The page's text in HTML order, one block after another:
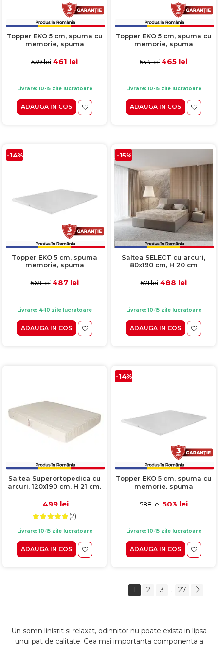
Topper EKO 5 cm, spuma cu
memorie, spuma
539 lei 461 lei
Livrare: 10-15 zile lucratoare
ADAUGA IN COS
Topper EKO 5 cm, spuma cu
memorie, spuma
544 lei 465 lei
Livrare: 10-15 zile lucratoare
ADAUGA IN COS
-14%
Topper EKO 5 cm, spuma
memorie, spuma
569 lei 487 lei
Livrare: 4-10 zile lucratoare
ADAUGA IN COS
-15%
Saltea SELECT cu arcuri,
80x190 cm, H 20 cm
571 lei 488 lei
Livrare: 10-15 zile lucratoare
ADAUGA IN COS
Saltea Superortopedica cu
arcuri, 120x190 cm, H 21 cm,
fata vara/fata iarna, crem
499 lei
(2)
Livrare: 10-15 zile lucratoare
ADAUGA IN COS
-14%
Topper EKO 5 cm, spuma cu
memorie, spuma
588 lei 503 lei
Livrare: 10-15 zile lucratoare
ADAUGA IN COS
1 2 3 27
Un somn linistit si relaxat, odihnitor nu poate exista in lipsa
unui pat de calitate. Cea mai importanta componenta a